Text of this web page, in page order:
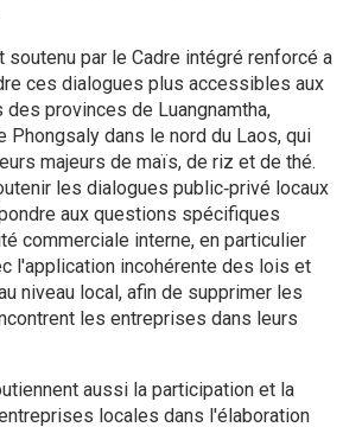
soutenu par le Cadre intégré renforcé a
ces dialogues plus accessibles aux
provinces de Luangnamtha,
Phongsaly dans le nord du Laos, qui
majeurs de maïs, de riz et de thé.
les dialogues public‑privé locaux
aux questions spécifiques
commerciale interne, en particulier
l'application incohérente des lois et
niveau local, afin de supprimer les
les entreprises dans leurs
aussi la participation et la
locales dans l'élaboration